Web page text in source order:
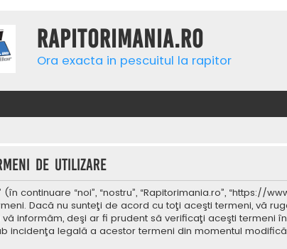
Rapitorimania.ro
Ora exacta in pescuitul la rapitor
de utilizare
(în continuare “noi”, “nostru”, “Rapitorimania.ro”,
Dacă nu sunteţi de acord cu toţi aceşti termeni, vă
informăm, deşi ar fi prudent să verificaţi aceşti termeni
incidenţa legală a acestor termeni din momentul